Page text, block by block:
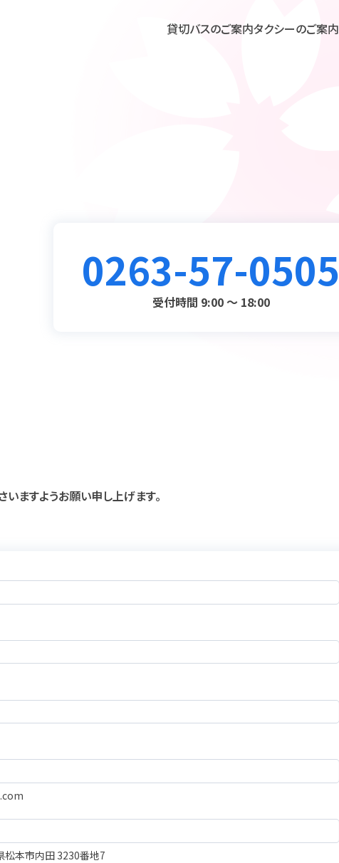
貸切バスのご案内タクシーのご案内
0263-57-0505
受付時間 9:00 ～ 18:00
ますようお願い申し上げます。
松本市内田 3230番地7